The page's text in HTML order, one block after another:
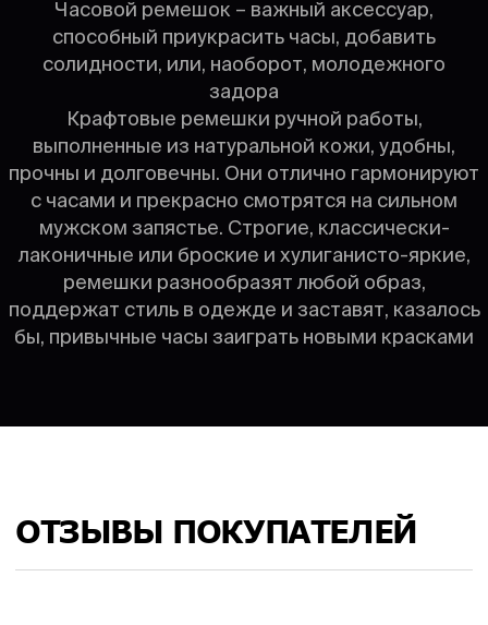
Часовой ремешок – важный аксессуар,
способный приукрасить часы, добавить
солидности, или, наоборот, молодежного
задора
Крафтовые ремешки ручной работы,
выполненные из натуральной кожи, удобны,
прочны и долговечны. Они отлично гармонируют
с часами и прекрасно смотрятся на сильном
мужском запястье. Строгие, классически-
лаконичные или броские и хулиганисто-яркие,
ремешки разнообразят любой образ,
поддержат стиль в одежде и заставят, казалось
бы, привычные часы заиграть новыми красками
ОТЗЫВЫ ПОКУПАТЕЛЕЙ